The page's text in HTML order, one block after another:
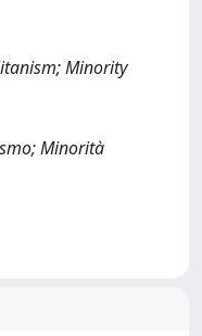
Minority
Minorità